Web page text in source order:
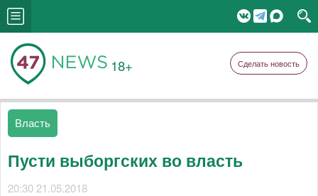
18+ Сделать новость
Власть
Пусти выборгских во власть
20:30 21.05.2018